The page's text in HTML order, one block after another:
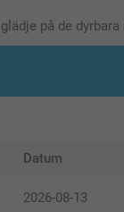
på de dyrbara
Datum
2026-08-13